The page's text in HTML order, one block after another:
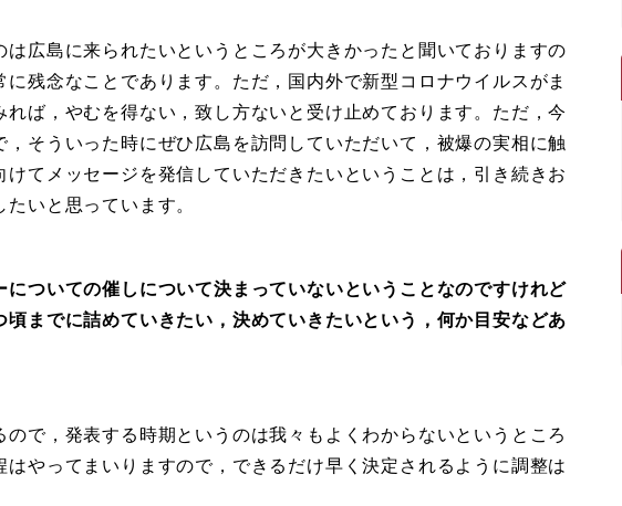
広島に来られたいというところが大きかったと聞いておりますの
残念なことであります。ただ，国内外で新型コロナウイルスがま
ば，やむを得ない，致し方ないと受け止めております。ただ，今
そういった時にぜひ広島を訪問していただいて，被爆の実相に触
てメッセージを発信していただきたいということは，引き続きお
いと思っています。
ついての催しについて決まっていないということなのですけれど
までに詰めていきたい，決めていきたいという，何か目安などあ
で，発表する時期というのは我々もよくわからないというところ
やってまいりますので，できるだけ早く決定されるように調整は